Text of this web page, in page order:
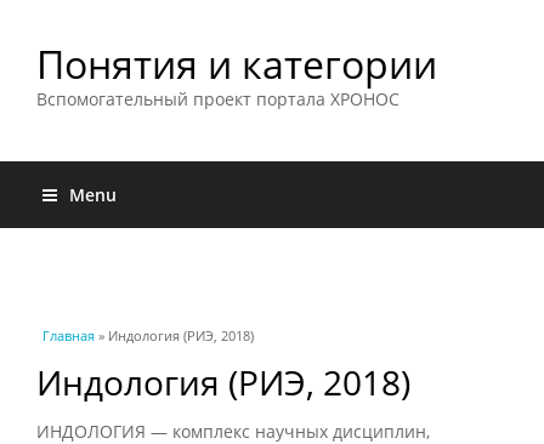
Понятия и категории
Вспомогательный проект портала ХРОНОС
Menu
Вы здесь
Главная » Индология (РИЭ, 2018)
Индология (РИЭ, 2018)
ИНДОЛОГИЯ — комплекс научных дисциплин,